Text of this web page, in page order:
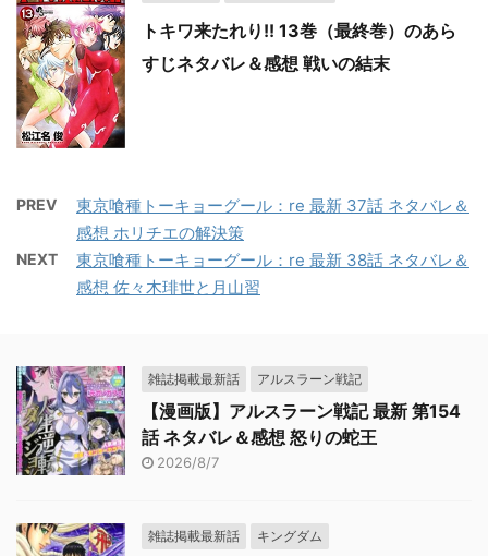
トキワ来たれり!! 13巻（最終巻）のあら
すじネタバレ＆感想 戦いの結末
PREV
東京喰種トーキョーグール：re 最新 37話 ネタバレ＆
感想 ホリチエの解決策
NEXT
東京喰種トーキョーグール：re 最新 38話 ネタバレ＆
感想 佐々木琲世と月山習
雑誌掲載最新話 アルスラーン戦記
【漫画版】アルスラーン戦記 最新 第154
話 ネタバレ＆感想 怒りの蛇王
2026/8/7
雑誌掲載最新話 キングダム